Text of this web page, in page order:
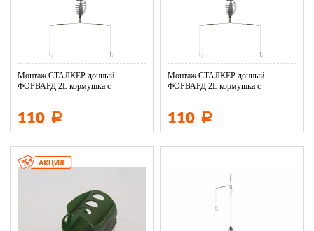
Монтаж СТАЛКЕР донный
ФОРВАРД 2L кормушка с
110 Р
Монтаж СТАЛКЕР донный
ФОРВАРД 2L кормушка с
110 Р